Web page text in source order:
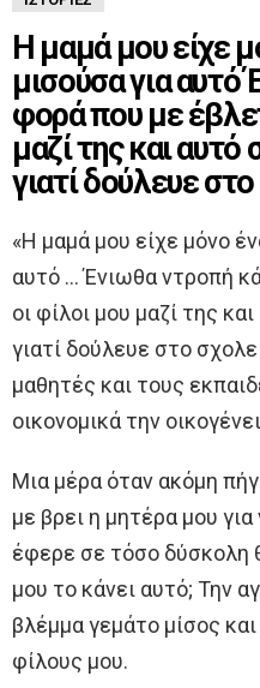
Η μαμά μου είχε
μισούσα για
φορά που με
μαζί της και αυτό
γιατί δούλευε
«Η μαμά μου είχε μόνο
αυτό … Ένιωθα ντροπή
οι φίλοι μου μαζί της
γιατί δούλευε στο
μαθητές και τους
οικονομικά την
Μια μέρα όταν ακόμη
με βρει η μητέρα μου
έφερε σε τόσο
μου το κάνει αυτό; Την
βλέμμα γεμάτο μίσος
φίλους μου.